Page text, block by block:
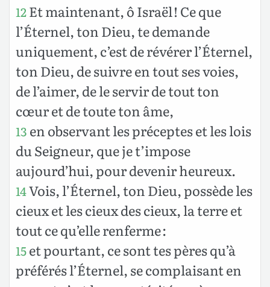
12Et maintenant, ô Israël ! Ce que
l’Éternel, ton Dieu, te demande
uniquement, c’est de révérer l’Éternel,
ton Dieu, de suivre en tout ses voies,
de l’aimer, de le servir de tout ton
cœur et de toute ton âme,
13 en observant les préceptes et les lois
du Seigneur, que je t’impose
aujourd’hui, pour devenir heureux.
14Vois, l’Éternel, ton Dieu, possède les
cieux et les cieux des cieux, la terre et
tout ce qu’elle renferme :
15et pourtant, ce sont tes pères qu’à
préférés l’Éternel, se complaisant en